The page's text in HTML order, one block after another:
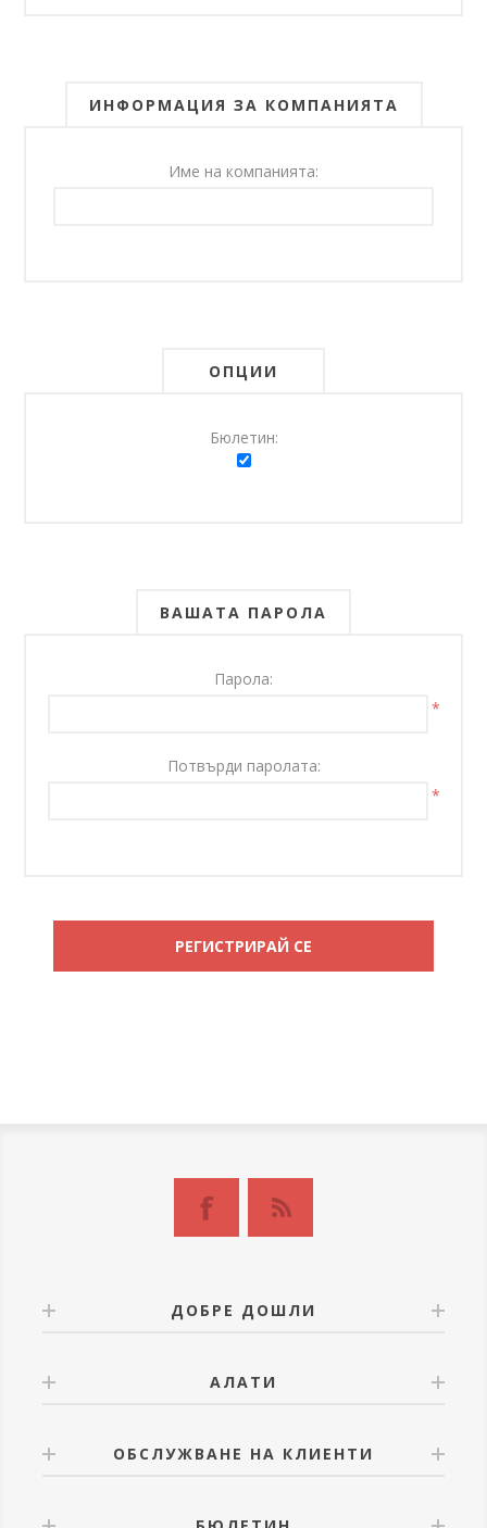
ИНФОРМАЦИЯ ЗА КОМПАНИЯТА
Име на компанията:
ОПЦИИ
Бюлетин:
ВАШАТА ПАРОЛА
Парола:
*
Потвърди паролата:
*
ДОБРЕ ДОШЛИ
АЛАТИ
ОБСЛУЖВАНЕ НА КЛИЕНТИ